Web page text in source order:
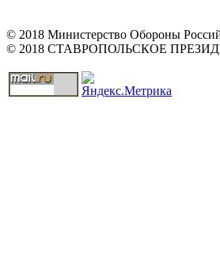
© 2018 Министерство Обороны
© 2018 СТАВРОПОЛЬСКОЕ